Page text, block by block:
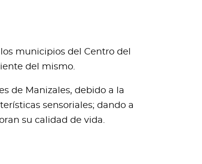
municipios del Centro del
del mismo.
de Manizales, debido a la
sensoriales; dando a
su calidad de vida.